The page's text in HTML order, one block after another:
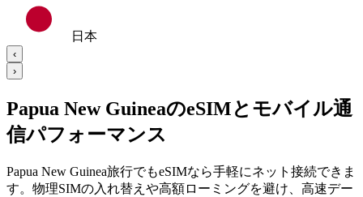
日本
‹
›
Papua New GuineaのeSIMとモバイル通
信パフォーマンス
Papua New Guinea旅行でもeSIMなら手軽にネット接続できま
す。物理SIMの入れ替えや高額ローミングを避け、高速デー